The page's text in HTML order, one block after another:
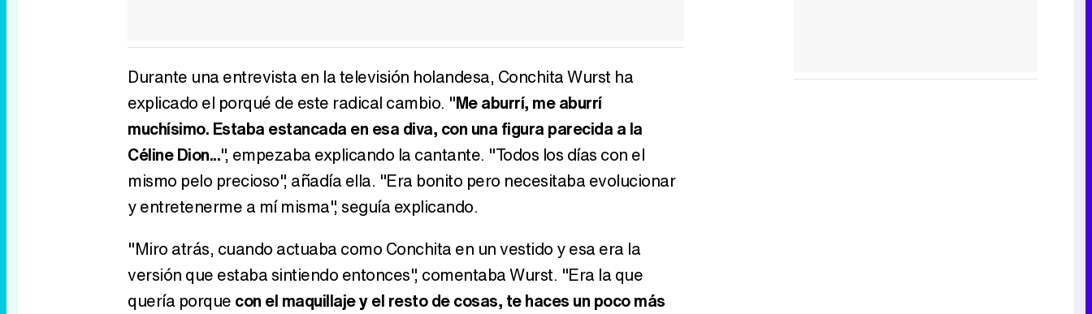
Durante una entrevista en la televisión holandesa, Conchita Wurst ha
explicado el porqué de este radical cambio. "Me aburrí, me aburrí
muchísimo. Estaba estancada en esa diva, con una figura parecida a la
Céline Dion...", empezaba explicando la cantante. "Todos los días con el
mismo pelo precioso", añadía ella. "Era bonito pero necesitaba evolucionar
y entretenerme a mí misma", seguía explicando.
"Miro atrás, cuando actuaba como Conchita en un vestido y esa era la
versión que estaba sintiendo entonces", comentaba Wurst. "Era la que
quería porque con el maquillaje y el resto de cosas, te haces un poco más